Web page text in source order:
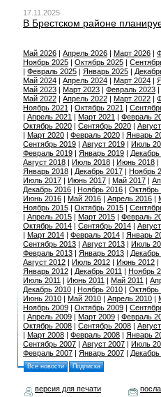
17.11.2025
В Брестском районе
Май 2026 | Апрель 2026 | Март 2026 |
Ноябрь 2025 | Октябрь 2025 |
| Февраль 2025 | Январь 2025 |
Май 2024 | Апрель 2024 | Март 2024 |
Май 2023 | Март 2023 | Февраль 2023 |
Май 2022 | Апрель 2022 | Март 2022 |
Ноябрь 2021 | Октябрь 2021 |
| Апрель 2021 | Март 2021 | Февраль
Октябрь 2020 | Сентябрь 2020 |
| Март 2020 | Февраль 2020 | Январь
Сентябрь 2019 | Август 2019 | Июль
Февраль 2019 | Январь 2019 |
Август 2018 | Июль 2018 | Июнь 2018 |
Январь 2018 | Декабрь 2017 | Ноябрь
Июль 2017 | Июнь 2017 | Май 2017 |
Декабрь 2016 | Ноябрь 2016 | Октябрь
Июнь 2016 | Май 2016 | Апрель 2016 |
Ноябрь 2015 | Октябрь 2015 |
| Апрель 2015 | Март 2015 | Февраль
Октябрь 2014 | Сентябрь 2014 |
| Март 2014 | Февраль 2014 | Январь
Сентябрь 2013 | Август 2013 | Июль
Февраль 2013 | Январь 2013 |
Август 2012 | Июль 2012 | Июнь 2012 |
Январь 2012 | Декабрь 2011 | Ноябрь
Июль 2011 | Июнь 2011 | Май 2011 |
Декабрь 2010 | Ноябрь 2010 | Октябрь
Июнь 2010 | Май 2010 | Апрель 2010 |
Ноябрь 2009 | Октябрь 2009 |
| Апрель 2009 | Март 2009 | Февраль
Октябрь 2008 | Сентябрь 2008 |
| Март 2008 | Февраль 2008 | Январь
Сентябрь 2007 | Август 2007 | Июль
Февраль 2007 | Январь 2007 |
Все новости Подписка
версия для печати